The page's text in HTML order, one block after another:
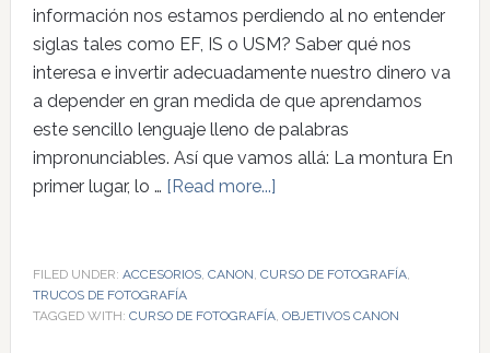
información nos estamos perdiendo al no entender
siglas tales como EF, IS o USM? Saber qué nos
interesa e invertir adecuadamente nuestro dinero va
a depender en gran medida de que aprendamos
este sencillo lenguaje lleno de palabras
impronunciables. Así que vamos allá: La montura En
primer lugar, lo … [Read more...]
FILED UNDER: ACCESORIOS, CANON, CURSO DE FOTOGRAFÍA,
TRUCOS DE FOTOGRAFÍA
TAGGED WITH: CURSO DE FOTOGRAFÍA, OBJETIVOS CANON